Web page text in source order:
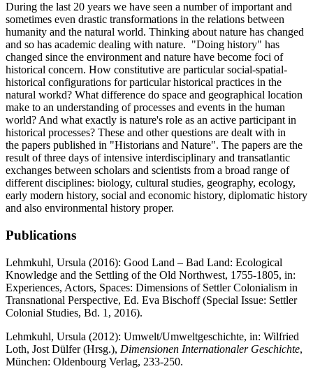
During the last 20 years we have seen a number of important and
sometimes even drastic transformations in the relations between
humanity and the natural world. Thinking about nature has changed
and so has academic dealing with nature. "Doing history" has
changed since the environment and nature have become foci of
historical concern. How constitutive are particular social-spatial-
historical configurations for particular historical practices in the
natural workd? What difference do space and geographical location
make to an understanding of processes and events in the human
world? And what exactly is nature's role as an active participant in
historical processes? These and other questions are dealt with in
the papers published in "Historians and Nature". The papers are the
result of three days of intensive interdisciplinary and transatlantic
exchanges between scholars and scientists from a broad range of
different disciplines: biology, cultural studies, geography, ecology,
early modern history, social and economic history, diplomatic history
and also environmental history proper.
Publications
Lehmkuhl, Ursula (2016): Good Land – Bad Land: Ecological
Knowledge and the Settling of the Old Northwest, 1755-1805, in:
Experiences, Actors, Spaces: Dimensions of Settler Colonialism in
Transnational Perspective, Ed. Eva Bischoff (Special Issue: Settler
Colonial Studies, Bd. 1, 2016).
Lehmkuhl, Ursula (2012): Umwelt/Umweltgeschichte, in: Wilfried
Loth, Jost Dülfer (Hrsg.), Dimensionen Internationaler Geschichte,
München: Oldenbourg Verlag, 233-250.